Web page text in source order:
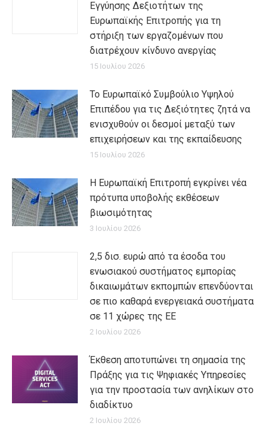
Εγγύησης Δεξιοτήτων της
Ευρωπαϊκής Επιτροπής για τη
στήριξη των εργαζομένων που
διατρέχουν κίνδυνο ανεργίας
15 Ιουλίου 2026
Το Ευρωπαϊκό Συμβούλιο Υψηλού
Επιπέδου για τις Δεξιότητες ζητά να
ενισχυθούν οι δεσμοί μεταξύ των
επιχειρήσεων και της εκπαίδευσης
15 Ιουλίου 2026
Η Ευρωπαϊκή Επιτροπή εγκρίνει νέα
πρότυπα υποβολής εκθέσεων
βιωσιμότητας
3 Ιουλίου 2026
2,5 δισ. ευρώ από τα έσοδα του
ενωσιακού συστήματος εμπορίας
δικαιωμάτων εκπομπών επενδύονται
σε πιο καθαρά ενεργειακά συστήματα
σε 11 χώρες της ΕΕ
2 Ιουλίου 2026
Έκθεση αποτυπώνει τη σημασία της
Πράξης για τις Ψηφιακές Υπηρεσίες
για την προστασία των ανηλίκων στο
διαδίκτυο
2 Ιουλίου 2026